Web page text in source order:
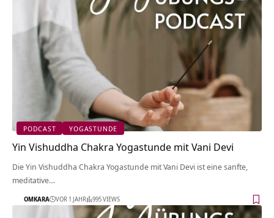
PODCAST YOGASTUNDE
Yin Vishuddha Chakra Yogastunde mit Vani Devi
Die Yin Vishuddha Chakra Yogastunde mit Vani Devi ist eine sanfte,
meditative…
OMKARA VOR 1 JAHR 995 VIEWS